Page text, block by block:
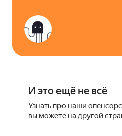
И это ещё не всё
Узнать про наши
вы можете на другой